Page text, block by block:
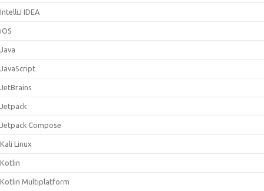
IntelliJ IDEA
iOS
Java
JavaScript
JetBrains
Jetpack
Jetpack Compose
Kali Linux
Kotlin
Kotlin Multiplatform